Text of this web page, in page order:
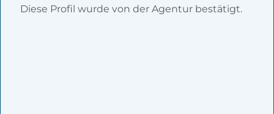
Diese Profil wurde von der Agentur bestätigt.